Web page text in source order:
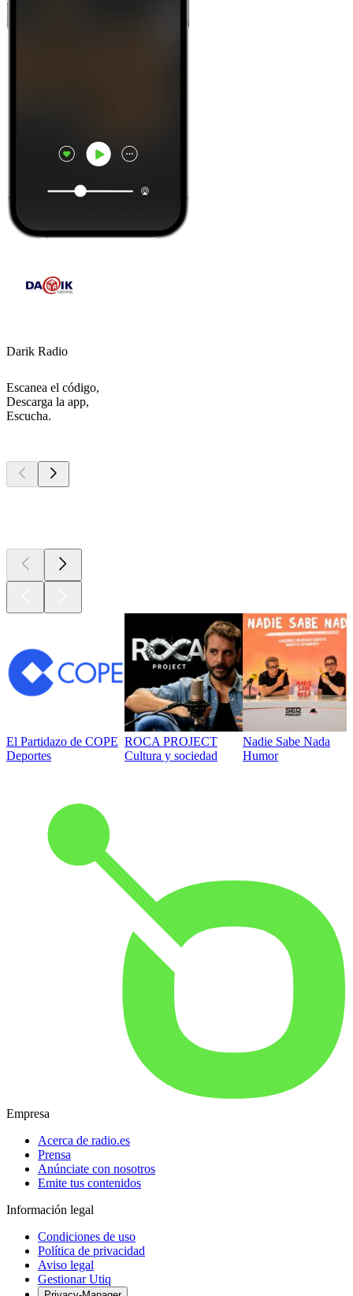
Darik Radio
Escanea el código,
Descarga la app,
Escucha.
El Partidazo de COPE
Deportes
ROCA PROJECT
Cultura y sociedad
Nadie Sabe Nada
Humor
Empresa
Acerca de radio.es
Prensa
Anúnciate con nosotros
Emite tus contenidos
Información legal
Condiciones de uso
Política de privacidad
Aviso legal
Gestionar Utiq